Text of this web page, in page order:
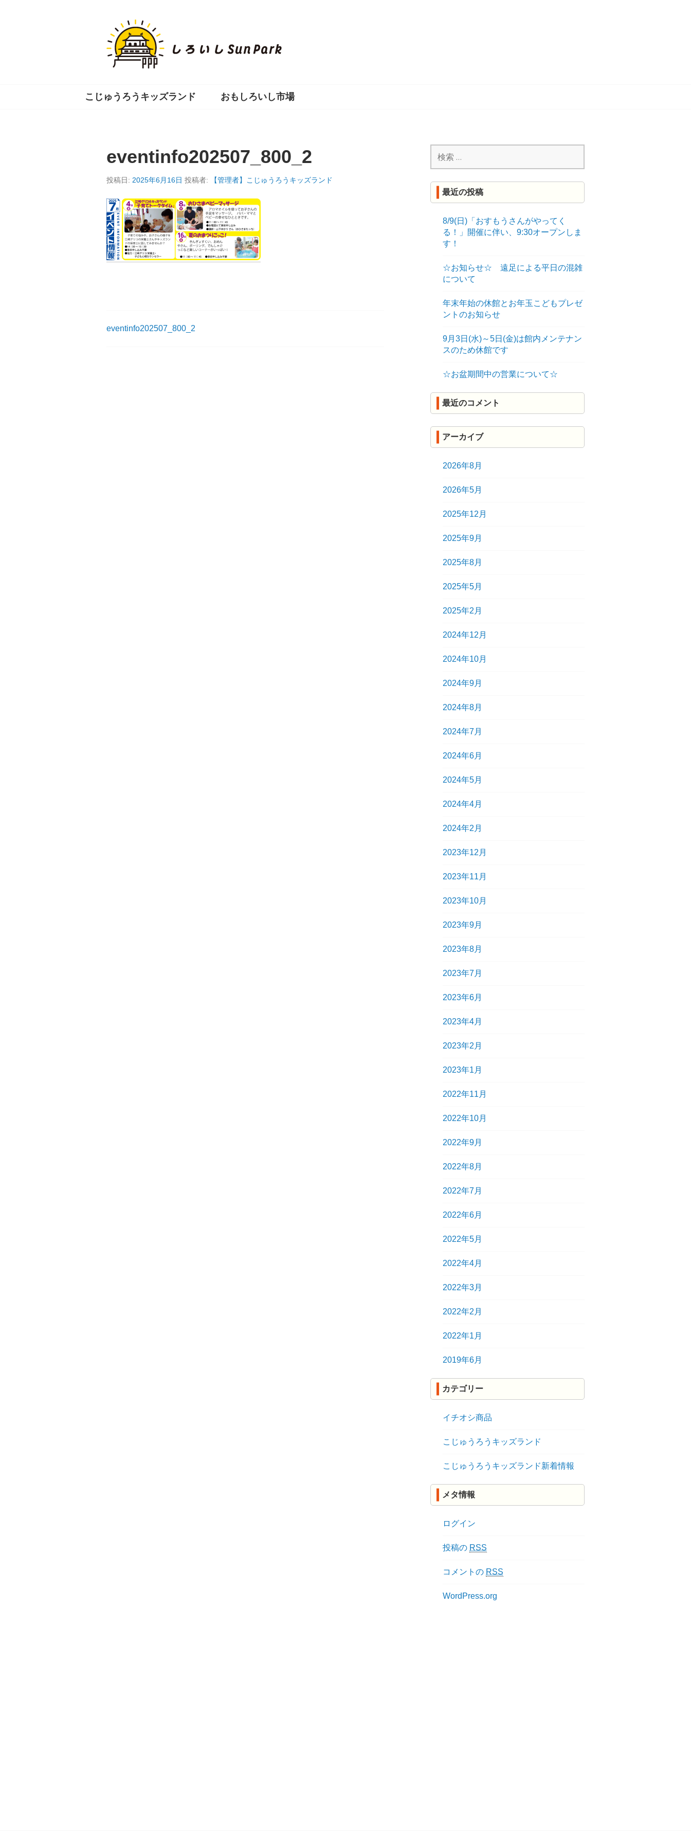
し
U
N
こじゅうろうキッズランド おもしろいし市場
eventinfo202507_800_2
投稿日: 2025年6月16日 投稿者: 【管理者】こじゅうろうキッズランド
投
eventinfo202507_800_2
索:
最近の投稿
8/9(日)「おすもうさんがやってく
る！」開催に伴い、9:30オープンしま
す！
☆お知らせ☆ 遠足による平日の混雑
について
年末年始の休館とお年玉こどもプレゼ
ントのお知らせ
9月3日(水)～5日(金)は館内メンテナン
スのため休館です
☆お盆期間中の営業について☆
最近のコメント
アーカイブ
2026年8月
2026年5月
2025年12月
2025年9月
2025年8月
2025年5月
2025年2月
2024年12月
2024年10月
2024年9月
2024年8月
2024年7月
2024年6月
2024年5月
2024年4月
2024年2月
2023年12月
2023年11月
2023年10月
2023年9月
2023年8月
2023年7月
2023年6月
2023年4月
2023年2月
2023年1月
2022年11月
2022年10月
2022年9月
2022年8月
2022年7月
2022年6月
2022年5月
2022年4月
2022年3月
2022年2月
2022年1月
2019年6月
カテゴリー
イチオシ商品
こじゅうろうキッズランド
こじゅうろうキッズランド新着情報
メタ情報
ログイン
投稿の RSS
コメントの RSS
WordPress.org